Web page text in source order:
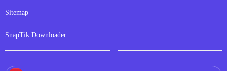
Sitemap
SnapTik Downloader